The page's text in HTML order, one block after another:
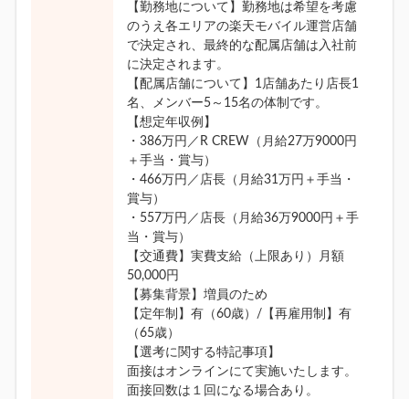
【勤務地について】勤務地は希望を考慮
のうえ各エリアの楽天モバイル運営店舗
で決定され、最終的な配属店舗は入社前
に決定されます。
【配属店舗について】1店舗あたり店長1
名、メンバー5～15名の体制です。
【想定年収例】
・386万円／R CREW（月給27万9000円
＋手当・賞与）
・466万円／店長（月給31万円＋手当・
賞与）
・557万円／店長（月給36万9000円＋手
当・賞与）
【交通費】実費支給（上限あり）月額
50,000円
【募集背景】増員のため
【定年制】有（60歳）/【再雇用制】有
（65歳）
【選考に関する特記事項】
面接はオンラインにて実施いたします。
面接回数は１回になる場合あり。